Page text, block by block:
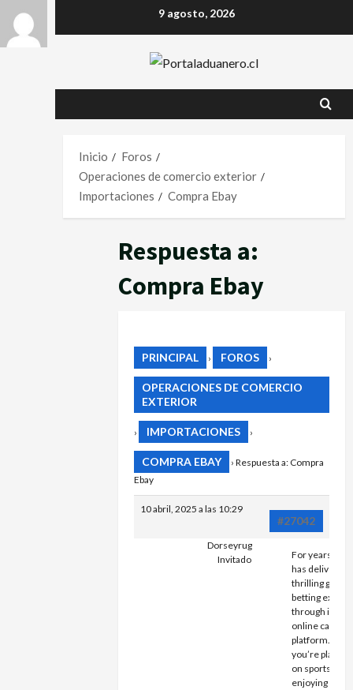
9 agosto, 2026
Inicio
Foros
Operaciones de comercio exterior
Importaciones
Compra Ebay
Respuesta a:
Compra Ebay
PRINCIPAL › FOROS ›
OPERACIONES DE COMERCIO
EXTERIOR
› IMPORTACIONES ›
COMPRA EBAY › Respuesta a: Compra
Ebay
10 abril, 2025 a las 10:29
#27042
Dorseyrug
Invitado
For years, Pin
has delivered
thrilling
betting
through its
online casino
platform.
you’re placing
on sports or
enjoying